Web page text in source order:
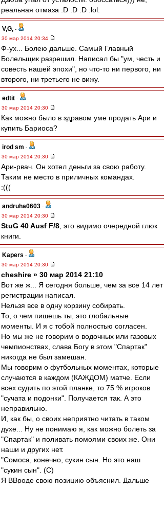
реальная отмаза :D :D :D :lol:
V,G, -
30 мар 2014 20:34
Ф-ух... Болею дальше. Самый Главный
Болельщик разрешил. Написал бы "ум, честь и
совесть нашей эпохи", но что-то ни первого, ни
второго, ни третьего не вижу.
edtit -
30 мар 2014 20:30
Как можно было в здравом уме продать Ари и
купить Бариоса?
irod sm -
30 мар 2014 20:30
Ари-рвач. Он хотел деньги за свою работу.
Таким не место в приличных командах.
:(((
andruha0603 -
30 мар 2014 20:30
StuG 40 Ausf F/8 , это видимо очередной глюк
книги.
Kapers -
30 мар 2014 20:30
cheshire » 30 мар 2014 21:10
Вот же ж... Я сегодня больше, чем за все 14 лет
регистрации написал.
Нельзя все в одну корзину собирать.
То, о чем пишешь ты, это глобальные
моменты. И я с тобой полностью согласен.
Но мы же не говорим о водочных или газовых
чемпионствах, слава Богу в этом "Спартак"
никогда не был замешан.
Мы говорим о футбольных моментах, которые
случаются в каждом (КАЖДОМ) матче. Если
всех судить по этой планке, то 75 % игроков
"сучата и подонки". Получается так. А это
неправильно.
И, как бы, о своих неприятно читать в таком
духе... Ну не понимаю я, как можно болеть за
"Спартак" и поливать помоями своих же. Они
наши и других нет.
"Сомоса, конечно, сукин сын. Но это наш
"сукин сын". (С)
Я ВВроде свою позицию объяснил. Дальше